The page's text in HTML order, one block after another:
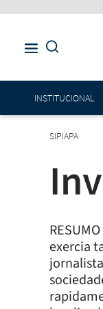
INSTITUCIONAL
SIPIAPA
exercia